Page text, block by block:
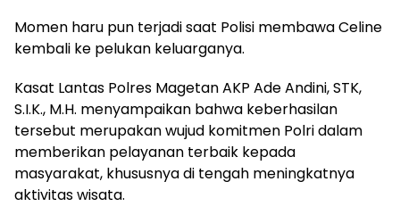
Momen haru pun terjadi saat Polisi membawa Celine
kembali ke pelukan keluarganya.
Kasat Lantas Polres Magetan AKP Ade Andini, STK,
S.I.K., M.H. menyampaikan bahwa keberhasilan
tersebut merupakan wujud komitmen Polri dalam
memberikan pelayanan terbaik kepada
masyarakat, khususnya di tengah meningkatnya
aktivitas wisata.